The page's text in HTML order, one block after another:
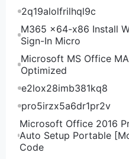
2q19alolfrilhql9c
M365 x64-x86 Install
Sign-In Micro
Microsoft MS Office
Optimized
e2lox28imb381kq8
pro5irzx5a6dr1pr2v
Microsoft Office 2016
Auto Setup Portable
Code